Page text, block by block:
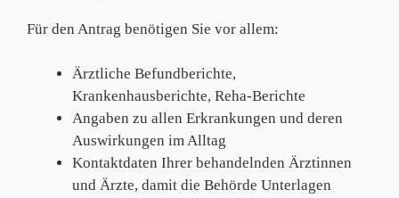
Für den Antrag benötigen Sie vor allem:
Ärztliche Befundberichte,
Krankenhausberichte, Reha-Berichte
Angaben zu allen Erkrankungen und deren
Auswirkungen im Alltag
Kontaktdaten Ihrer behandelnden Ärztinnen
und Ärzte, damit die Behörde Unterlagen